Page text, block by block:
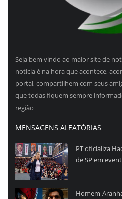
Seja bem vindo ao maior site de
noticia é na hora que acontece,
portal, compartilhem com seus
que todas fiquem sempre
região
MENSAGENS ALEATÓRIAS
PT oficializa
de SP em
Homem-